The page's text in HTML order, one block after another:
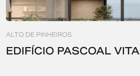
ALTO DE PINHEIROS
EDIFÍCIO PASCOAL VITA